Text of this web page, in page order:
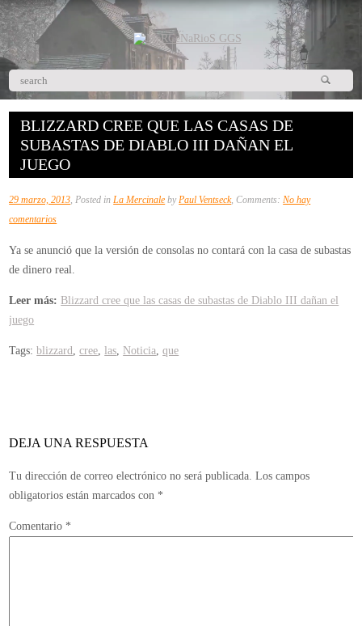
BLIZZARD CREE QUE LAS CASAS DE
SUBASTAS DE DIABLO III DAÑAN EL
JUEGO
29 marzo, 2013, Posted inLa Mercinale byPaul Ventseck, Comments:No hay
comentariosen
cree
que
las
subastas
juego
Ya se anunció que la versión de consolas no contará con la casa de subastas
de dinero real.
Leer más: Blizzard cree que las casas de subastas de Diablo III dañan el
juego
Tags:blizzard,cree,las, Noticia,que
DEJA UNA RESPUESTA
Tu dirección de correo electrónico no será publicada. Los campos
obligatorios están marcados con *
Comentario *